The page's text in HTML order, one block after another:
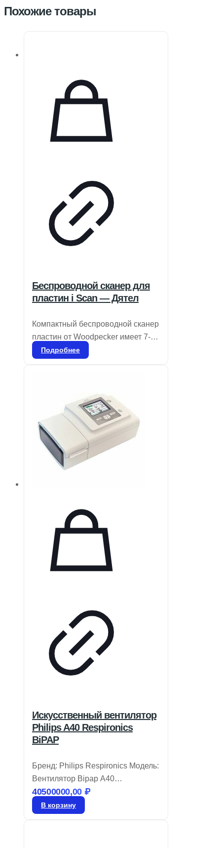
Похожие товары
Беспроводной сканер для
пластин i Scan — Дятел
Компактный беспроводной сканер
пластин от Woodpecker имеет 7-
дюймовый сенсорный экран с
разрешением 25 мкм, что
обеспечивает четкость и
плавность изображений для
точной диагностики. Ультратонкие
пластины толщиной 0,4 мм,
которые можно использовать
Подробнее
Искусственный вентилятор
Philips A40 Respironics
BiPAP
Бренд: Philips Respironics Модель:
Вентилятор Bipap A40
Вентилятор BiPAP A40 от Philips
Respironics объединяет удобство
40500000,00 ₽
В корзину